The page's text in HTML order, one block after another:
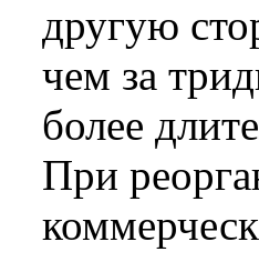
другую
чем за
более
При